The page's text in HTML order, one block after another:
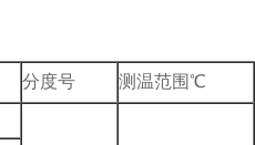
分度号 测温范围℃